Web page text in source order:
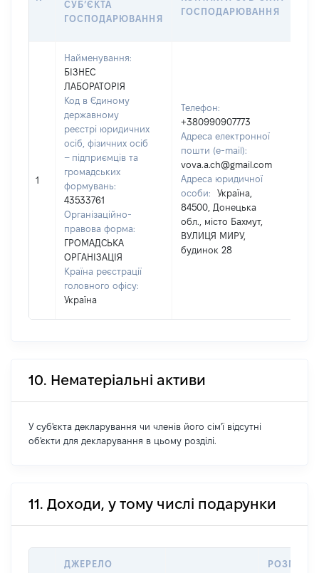
СУБʼЄКТА
ГОСПОДАРЮВАННЯ
ГОСПОДАРЮВАННЯ
1
Найменування:
БІЗНЕС
ЛАБОРАТОРІЯ
Код в Єдиному
державному
реєстрі юридичних
осіб, фізичних осіб
– підприємців та
громадських
формувань:
43533761
Організаційно-
правова форма:
ГРОМАДСЬКА
ОРГАНІЗАЦІЯ
Країна реєстрації
головного офісу:
Україна
Телефон:
+380990907773
Адреса електронної
пошти (e-mail):
vova.a.ch@gmail.com
Адреса юридичної
особи:
Україна,
84500, Донецька
обл., місто Бахмут,
ВУЛИЦЯ МИРУ,
будинок 28
10. Нематеріальні активи
У суб'єкта декларування чи членів його сім'ї відсутні
об'єкти для декларування в цьому розділі.
11. Доходи, у тому числі подарунки
ДЖЕРЕЛО РОЗМІР